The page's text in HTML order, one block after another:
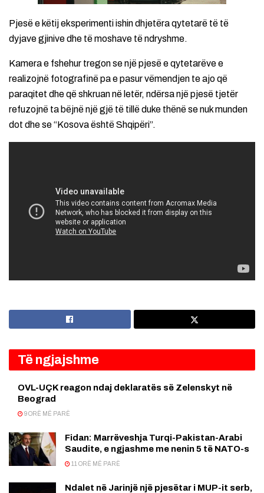
Pjesë e këtij eksperimenti ishin dhjetëra qytetarë të të
dyjave gjinive dhe të moshave të ndryshme.
Kamera e fshehur tregon se një pjesë e qytetarëve e
realizojnë fotografinë pa e pasur vëmendjen te ajo që
paraqitet dhe që shkruan në letër, ndërsa një pjesë tjetër
refuzojnë ta bëjnë një gjë të tillë duke thënë se nuk munden
dot dhe se “Kosova është Shqipëri”.
Të ngjajshme
OVL-UÇK reagon ndaj deklaratës së Zelenskyt në
Beograd
9 ORË MË PARË
Fidan: Marrëveshja Turqi-Pakistan-Arabi
Saudite, e ngjashme me nenin 5 të NATO-s
11 ORË MË PARË
Ndalet në Jarinjë një pjesëtar i MUP-it serb,